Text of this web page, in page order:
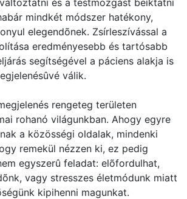
és a testmozgást beiktatni
mindkét módszer hatékony,
elegendõnek. Zsírleszívással a
eredményesebb és tartósabb
segítségével a páciens alakja is
válik.
rengeteg területen
rohanó világunkban. Ahogy egyre
a közösségi oldalak, mindenki
remekül nézzen ki, ez pedig
egyszerû feladat: elõfordulhat,
vagy stresszes életmódunk miatt
kipihenni magunkat.